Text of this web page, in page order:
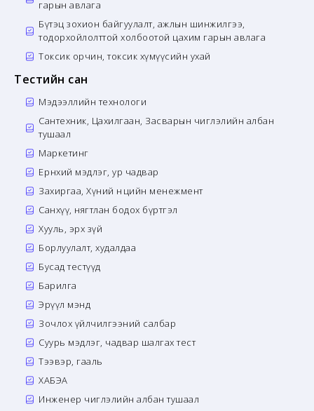
гарын авлага
Бүтэц зохион байгуулалт, ажлын шинжилгээ,
тодорхойлолттой холбоотой цахим гарын авлага
Токсик орчин, токсик хүмүүсийн ухай
Тестийн сан
Мэдээллийн технологи
Сантехник, Цахилгаан, Засварын чиглэлийн албан
тушаал
Маркетинг
Ерөнхий мэдлэг, ур чадвар
Захиргаа, Хүний нөөцийн менежмент
Санхүү, нягтлан бодох бүртгэл
Хууль, эрх зүй
Борлуулалт, худалдаа
Бусад тестүүд
Барилга
Эрүүл мэнд
Зочлох үйлчилгээний салбар
Суурь мэдлэг, чадвар шалгах тест
Тээвэр, гааль
ХАБЭА
Инженер чиглэлийн албан тушаал